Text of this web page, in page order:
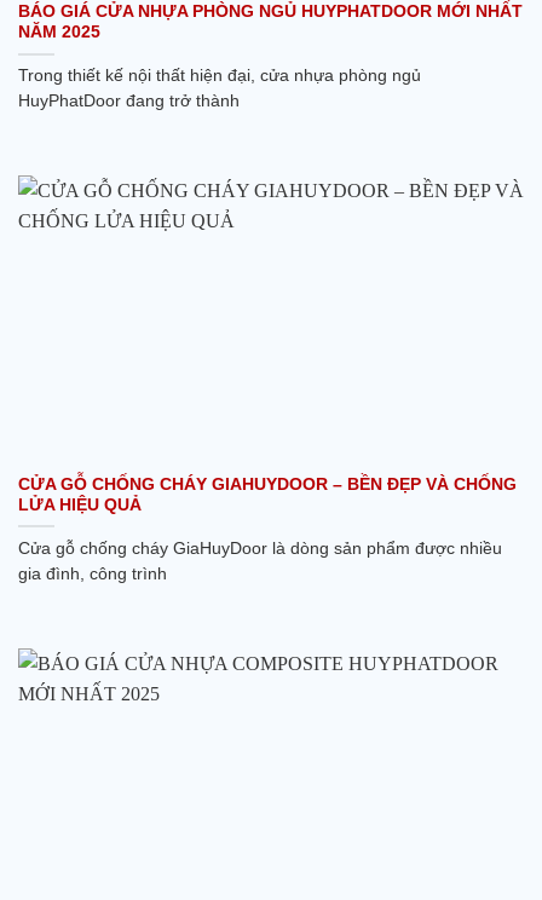
BÁO GIÁ CỬA NHỰA PHÒNG NGỦ HUYPHATDOOR MỚI NHẤT
NĂM 2025
Trong thiết kế nội thất hiện đại, cửa nhựa phòng ngủ
HuyPhatDoor đang trở thành
CỬA GỖ CHỐNG CHÁY GIAHUYDOOR – BỀN ĐẸP VÀ CHỐNG
LỬA HIỆU QUẢ
Cửa gỗ chống cháy GiaHuyDoor là dòng sản phẩm được nhiều
gia đình, công trình